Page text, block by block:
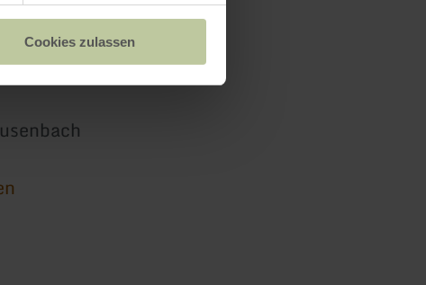
Cookies zulassen